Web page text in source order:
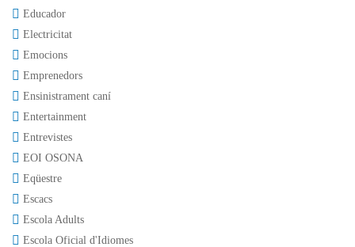
Educador
Electricitat
Emocions
Emprenedors
Ensinistrament caní
Entertainment
Entrevistes
EOI OSONA
Eqüestre
Escacs
Escola Adults
Escola Oficial d'Idiomes